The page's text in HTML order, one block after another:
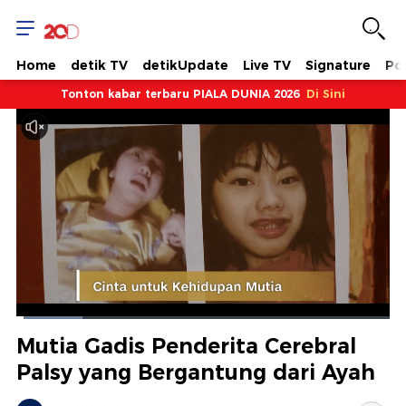
Home detik TV detikUpdate Live TV Signature
Tonton kabar terbaru PIALA DUNIA 2026 Di Sini
Berhenti
Suara
Hidup
Saat
Dimuat:
Mutia Gadis Penderita Cerebral
Palsy yang Bergantung dari Ayah